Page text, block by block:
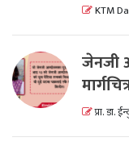
KTM
जेनजी
प्रा. डा.